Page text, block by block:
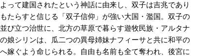
って建国されたという神話に由来し、双子は吉兆であり
たらすと信じる「双子信仰」が強い大国・濫国。双子の
び立つ治世に、北方の草原で暮らす遊牧民族・アルタナ
娘シリンは、瓜二つの異母姉妹ナフィーサと共に和平の
嫁ぐよう命じられる。自由も名前も全て奪われ、後宮に